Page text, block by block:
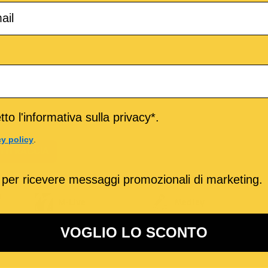
l'informativa sulla privacy*.
policy
ricevere messaggi promozionali di marketing.
VOGLIO LO SCONTO